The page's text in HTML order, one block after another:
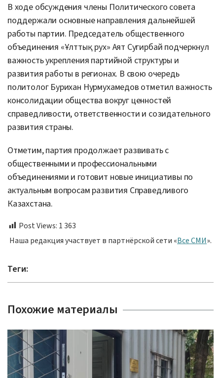
В ходе обсуждения члены Политического совета
поддержали основные направления дальнейшей
работы партии. Председатель общественного
объединения «Ұлттық рух» Аят Сугирбай подчеркнул
важность укрепления партийной структуры и
развития работы в регионах. В свою очередь
политолог Бурихан Нурмухамедов отметил важность
консолидации общества вокруг ценностей
справедливости, ответственности и созидательного
развития страны.
Отметим, партия продолжает развивать с
общественными и профессиональными
объединениями и готовит новые инициативы по
актуальным вопросам развития Справедливого
Казахстана.
Post Views: 1 363
Наша редакция участвует в партнёрской сети «Все СМИ».
Теги:
Похожие материалы